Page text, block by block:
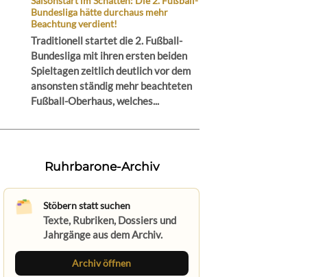
Bundesliga hätte durchaus mehr
Beachtung verdient!
Traditionell startet die 2. Fußball-
Bundesliga mit ihren ersten beiden
Spieltagen zeitlich deutlich vor dem
ansonsten ständig mehr beachteten
Fußball-Oberhaus, welches...
Ruhrbarone-Archiv
Stöbern statt suchen
Texte, Rubriken, Dossiers und
Jahrgänge aus dem Archiv.
Archiv öffnen